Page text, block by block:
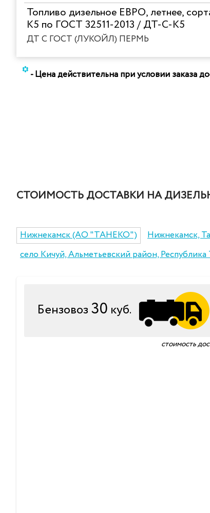
Топливо дизельное ЕВРО, летнее,
К5 по ГОСТ 32511-2013 / ДТ-С-К5
ДТ С ГОСТ (ЛУКОЙЛ) ПЕРМЬ
* - Цена действительна при условии заказа
СТОИМОСТЬ ДОСТАВКИ НА
Нижнекамск (АО "ТАНЕКО") Нижнекамск,
село Кичуй, Альметьевский район,
Бензовоз 30 куб.
стоимость